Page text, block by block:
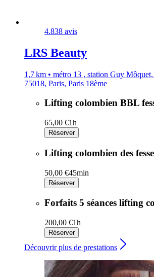
4.838 avis
LRS Beauty
1,7 km • métro 13 , station Guy
75018, Paris, Paris 18ème
Lifting colombien BBL
65,00 €1h
Réserver
Lifting colombien des
50,00 €45min
Réserver
Forfaits 5 séances lifting
200,00 €1h
Réserver
Découvrir plus de prestations